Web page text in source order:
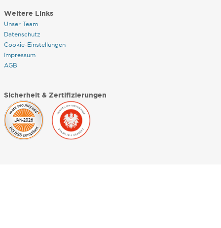
Weitere Links
Unser Team
Datenschutz
Cookie-Einstellungen
Impressum
AGB
Sicherheit & Zertifizierungen